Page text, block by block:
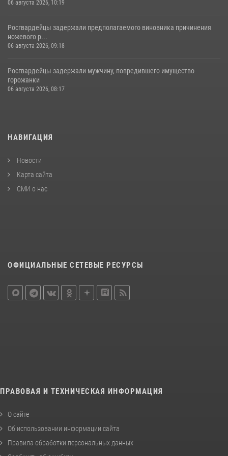
06 августа 2026, 10:19
Росгвардейцы задержали предполагаемого виновника причинения
ножевого р...
06 августа 2026, 09:18
Росгвардейцы задержали мужчину, повредившего имущество
горожанки
06 августа 2026, 08:17
НАВИГАЦИЯ
Новости
Карта сайта
СМИ о нас
ОФИЦИАЛЬНЫЕ СЕТЕВЫЕ РЕСУРСЫ
ПРАВОВАЯ И ТЕХНИЧЕСКАЯ ИНФОРМАЦИЯ
О сайте
Об использовании информации сайта
Правила обработки персональных данных